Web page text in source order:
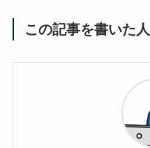
この記事を書いた人